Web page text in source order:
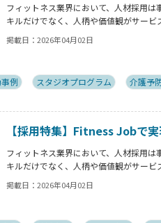
フィットネス業界において、人材採用
キルだけでなく、人柄や価値観がサービ
を見極めることが求められます。
この特集ではFitness Jobを通じて実際
掲載日： 2026年04月02日
例 スタジオプログラム 介護予
【採用特集】Fitness Jobで
フィットネス業界において、人材採用
キルだけでなく、人柄や価値観がサービ
を見極めることが求められます。
この特集ではFitness Jobを通じて実際
掲載日： 2026年04月02日